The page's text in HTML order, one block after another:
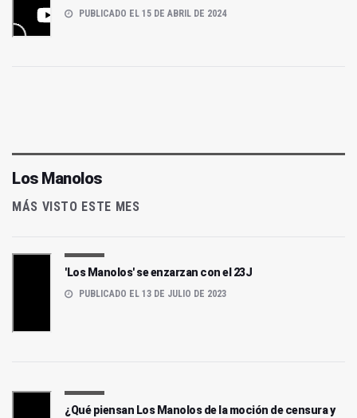
PUBLICADO EL 15 DE ABRIL DE 2024
Los Manolos
MÁS VISTO ESTE MES
'Los Manolos' se enzarzan con el 23J
PUBLICADO EL 13 DE JULIO DE 2023
¿Qué piensan Los Manolos de la moción de censura y